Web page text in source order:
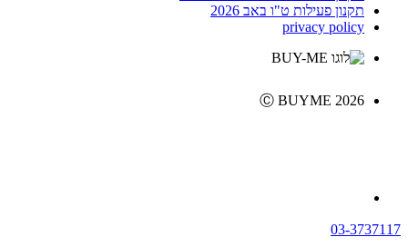
תקנון פעילות ט"ו באב 2026
privacy policy
Ⓒ BUYME 2026
03-3737117